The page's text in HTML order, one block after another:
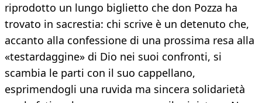
riprodotto un lungo biglietto che don Pozza ha
trovato in sacrestia: chi scrive è un detenuto che,
accanto alla confessione di una prossima resa alla
«testardaggine» di Dio nei suoi confronti, si
scambia le parti con il suo cappellano,
esprimendogli una ruvida ma sincera solidarietà